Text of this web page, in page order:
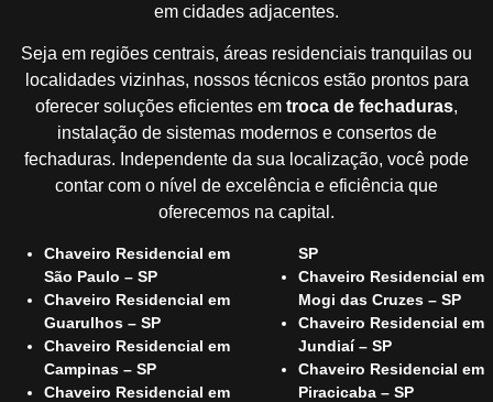
em cidades adjacentes.
Seja em regiões centrais, áreas residenciais tranquilas ou
localidades vizinhas, nossos técnicos estão prontos para
oferecer soluções eficientes em troca de fechaduras,
instalação de sistemas modernos e consertos de
fechaduras. Independente da sua localização, você pode
contar com o nível de excelência e eficiência que
oferecemos na capital.
Chaveiro Residencial em
São Paulo – SP
Chaveiro Residencial em
Guarulhos – SP
Chaveiro Residencial em
Campinas – SP
Chaveiro Residencial em
SP
Chaveiro Residencial em
Mogi das Cruzes – SP
Chaveiro Residencial em
Jundiaí – SP
Chaveiro Residencial em
Piracicaba – SP